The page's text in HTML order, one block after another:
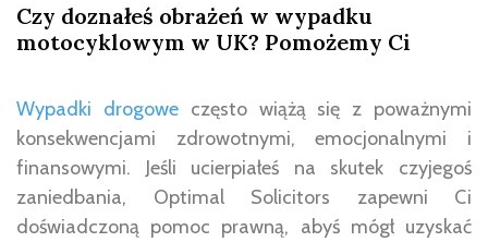
Czy doznałeś obrażeń w wypadku
motocyklowym w UK? Pomożemy Ci
Wypadki drogoweczęsto wiążą się z poważnymi
konsekwencjami zdrowotnymi, emocjonalnymi i
finansowymi. Jeśli ucierpiałeś na skutek czyjegoś
zaniedbania, Optimal Solicitors zapewni Ci
doświadczoną pomoc prawną, abyś mógł uzyskać